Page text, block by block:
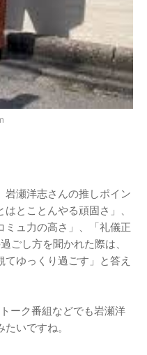
岩瀬洋志さんの推しポイン
とことんやる頑固さ」、
ミュ力の高さ」、「礼儀正
ごし方を聞かれた際は、
てゆっくり過ごす」と答え
ーク番組などでも岩瀬洋
いですね。